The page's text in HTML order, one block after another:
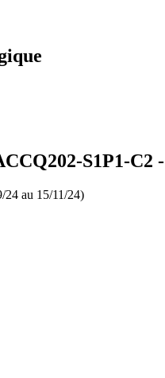
S1P1-C2 -
24 au 15/11/24)